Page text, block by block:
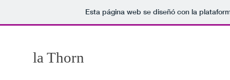
Esta página web se diseñó con la
la Thorn